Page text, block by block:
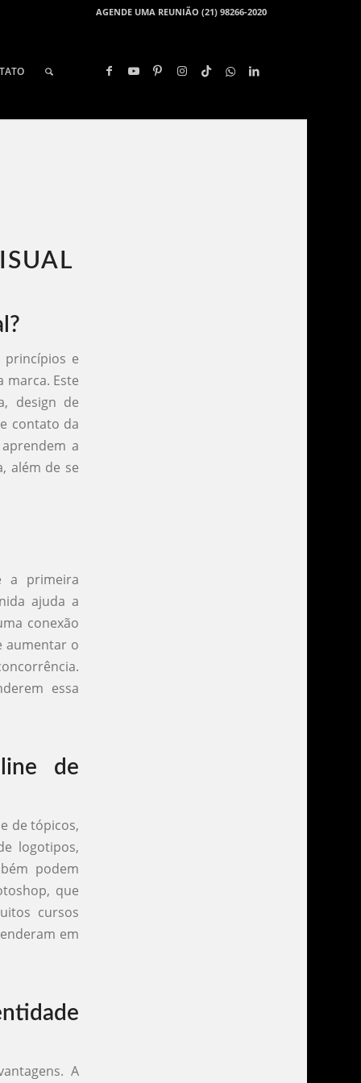
AGENDE UMA REUNIÃO (21) 98266-2020
princípios e
marca. Este
design de
contato da
a
além de se
a primeira
ajuda a
conexão
aumentar o
essa
de
de tópicos,
logotipos,
podem
que
cursos
em
A